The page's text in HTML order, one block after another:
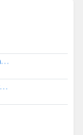
Ambulancehelikopter onderweg vanuit Waddenzee
Politiehelikopter onderweg vanuit Amsterdam Vliegveld Schiphol